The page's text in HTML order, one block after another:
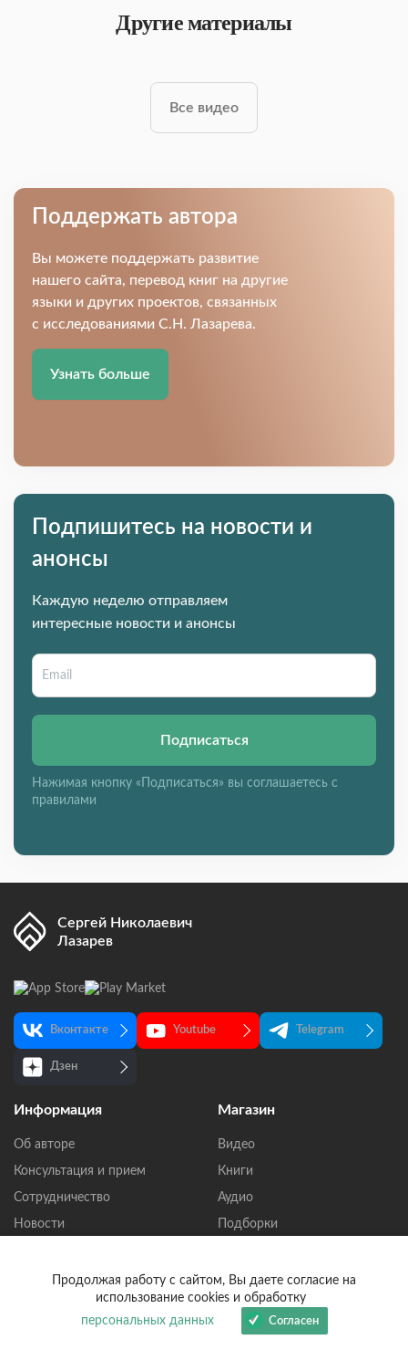
Другие материалы
Все видео
Поддержать автора
Вы можете поддержать развитие
нашего сайта, перевод книг на другие
языки и других проектов, связанных
с исследованиями С.Н. Лазарева.
Узнать больше
Подпишитесь на новости и
анонсы
Каждую неделю отправляем
интересные новости и анонсы
Подписаться
Нажимая кнопку «Подписаться» вы соглашаетесь с
правилами
Сергей Николаевич
Лазарев
Вконтакте Youtube Telegram
Дзен
Информация
Об авторе
Консультация и прием
Сотрудничество
Новости
Официальные источники
Магазин
Видео
Книги
Аудио
Подборки
С чего начать
Доставка
Продолжая работу с сайтом, Вы даете согласие на
использование cookies и обработку
персональных данных
Согласен